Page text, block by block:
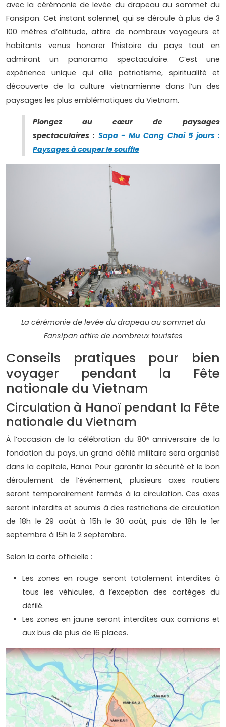
avec la cérémonie de levée du drapeau au sommet du
Fansipan. Cet instant solennel, qui se déroule à plus de 3
100 mètres d’altitude, attire de nombreux voyageurs et
habitants venus honorer l’histoire du pays tout en
admirant un panorama spectaculaire. C’est une
expérience unique qui allie patriotisme, spiritualité et
découverte de la culture vietnamienne dans l’un des
paysages les plus emblématiques du Vietnam.
Plongez au cœur de paysages
spectaculaires : Sapa - Mu Cang Chai 5 jours :
Paysages à couper le souffle
La cérémonie de levée du drapeau au sommet du
Fansipan attire de nombreux touristes
Conseils pratiques pour bien
voyager pendant la Fête
nationale du Vietnam
Circulation à Hanoï pendant la Fête
nationale du Vietnam
À l’occasion de la célébration du 80ᵉ anniversaire de la
fondation du pays, un grand défilé militaire sera organisé
dans la capitale, Hanoï. Pour garantir la sécurité et le bon
déroulement de l’événement, plusieurs axes routiers
seront temporairement fermés à la circulation. Ces axes
seront interdits et soumis à des restrictions de circulation
de 18h le 29 août à 15h le 30 août, puis de 18h le 1er
septembre à 15h le 2 septembre.
Selon la carte officielle :
Les zones en rouge seront totalement interdites à
tous les véhicules, à l’exception des cortèges du
défilé.
Les zones en jaune seront interdites aux camions et
aux bus de plus de 16 places.